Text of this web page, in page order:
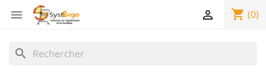
 shopping_cart (0)

search